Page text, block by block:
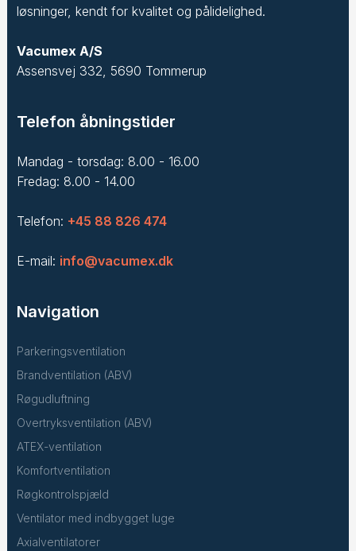
løsninger, kendt for kvalitet og pålidelighed.
Vacumex A/S
Assensvej 332, 5690 Tommerup
Telefon åbningstider
Mandag - torsdag: 8.00 - 16.00
Fredag: 8.00 - 14.00
Telefon: +45 88 826 474
E-mail: info@vacumex.dk
Navigation
Parkeringsventilation
Brandventilation (ABV)
Røgudluftning
Overtryksventilation (ABV)
ATEX-ventilation
Komfortventilation
Røgkontrolspjæld
Ventilator med indbygget luge
Axialventilatorer